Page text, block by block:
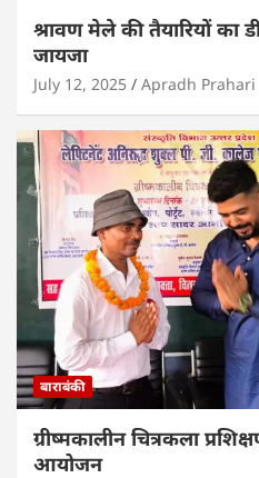
श्रावण मेले की तैयारियों का
जायजा
July 12, 2025 Apradh Prahari
बाराबंकी
ग्रीष्मकालीन चित्रकला
आयोजन